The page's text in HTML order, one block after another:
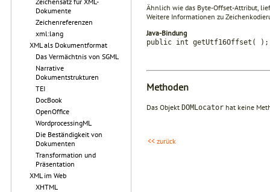
Dokumente
Zeichenreferenzen
xml:lang
XML als Dokumentformat
Das Vermächtnis von SGML
Narrative
Dokumentstrukturen
TEI
DocBook
OpenOffice
WordprocessingML
Die Beständigkeit von
Dokumenten
Transformation und
Präsentation
XML im Web
XHTML
Ähnlich wie das Byte-Offset-Attribut,
Weitere Informationen zu
Java-Bindung
public int getUtf16Offset( );
Methoden
Das Objekt DOMLocator hat keine
<< zurück